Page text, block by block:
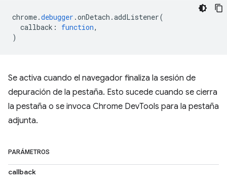
chrome.debugger .onDetach .addListener(
callback : function,
)
Se activa cuando el navegador finaliza la sesión de
depuración de la pestaña. Esto sucede cuando se cierra
la pestaña o se invoca Chrome DevTools para la pestaña
adjunta.
PARÁMETROS
callback